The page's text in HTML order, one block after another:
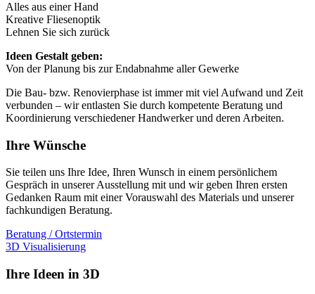
Alles aus einer Hand
Kreative Fliesenoptik
Lehnen Sie sich zurück
Ideen Gestalt geben:
Von der Planung bis zur Endabnahme aller Gewerke
Die Bau- bzw. Renovierphase ist immer mit viel Aufwand und Zeit
verbunden – wir entlasten Sie durch kompetente Beratung und
Koordinierung verschiedener Handwerker und deren Arbeiten.
Ihre Wünsche
Sie teilen uns Ihre Idee, Ihren Wunsch in einem persönlichem
Gespräch in unserer Ausstellung mit und wir geben Ihren ersten
Gedanken Raum mit einer Vorauswahl des Materials und unserer
fachkundigen Beratung.
Beratung / Ortstermin
3D Visualisierung
Ihre Ideen in 3D